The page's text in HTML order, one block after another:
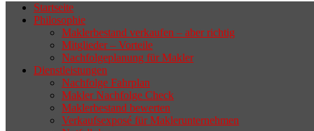
Wenn sich der Makler oder Inhaber
zurückziehen möchte, aber keinen
geeigneten Nachfolger findet, droht nicht
selten die Geschäftsaufgabe.
Startseite
Philosophie
Maklerbestand verkaufen – aber richtig
Mitglieder – Vorteile
Nachfolgeplanung für Makler
Dienstleistungen
Nachfolge Fahrplan
Makler Nachfolge Check
Maklerbestand bewerten
Verkaufsexposé für Maklerunternehmen